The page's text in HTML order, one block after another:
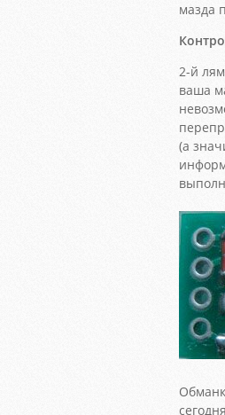
мазда
2-й
ваша
(а